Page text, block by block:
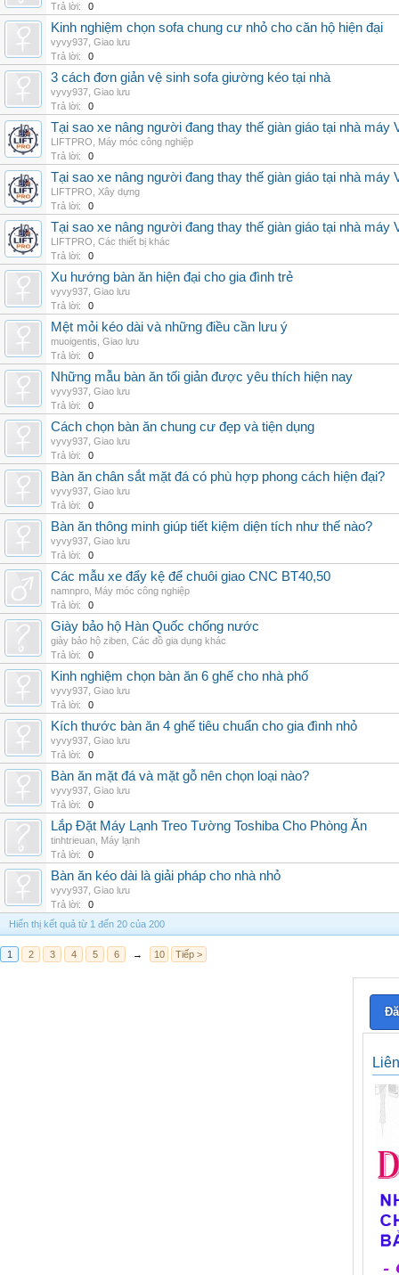
Trả lời:
0
Kinh nghiệm chọn sofa chung cư nhỏ cho căn hộ hiện đại
vyvy937 Giao lưu
Trả lời:
0
3 cách đơn giản vệ sinh sofa giường kéo tại nhà
vyvy937 Giao lưu
Trả lời:
0
Tại sao xe nâng người đang thay thế giàn giáo tại nhà máy
LIFTPRO
Máy móc công nghiệp
Trả lời:
0
Tại sao xe nâng người đang thay thế giàn giáo tại nhà máy
LIFTPRO
Xây dựng
Trả lời:
0
Tại sao xe nâng người đang thay thế giàn giáo tại nhà máy
LIFTPRO Các thiết bị khác
Trả lời:
0
Xu hướng bàn ăn hiện đại cho gia đình trẻ
vyvy937 Giao lưu
Trả lời:
0
Mệt mỏi kéo dài và những điều cần lưu ý
muoigentis Giao lưu
Trả lời:
0
Những mẫu bàn ăn tối giản được yêu thích hiện nay
vyvy937 Giao lưu
Trả lời:
0
Cách chọn bàn ăn chung cư đẹp và tiện dụng
vyvy937 Giao lưu
Trả lời:
0
Bàn ăn chân sắt mặt đá có phù hợp phong cách hiện đại?
vyvy937 Giao lưu
Trả lời:
0
Bàn ăn thông minh giúp tiết kiệm diện tích như thế nào?
vyvy937 Giao lưu
Trả lời:
0
Các mẫu xe đẩy kệ để chuôi giao CNC BT40,50
namnpro Máy móc công nghiệp
Trả lời:
0
Giày bảo hộ Hàn Quốc chống nước
giày bảo hộ ziben Các đồ gia dụng khác
Trả lời:
0
Kinh nghiệm chọn bàn ăn 6 ghế cho nhà phố
vyvy937 Giao lưu
Trả lời:
0
Kích thước bàn ăn 4 ghế tiêu chuẩn cho gia đình nhỏ
vyvy937 Giao lưu
Trả lời:
0
Bàn ăn mặt đá và mặt gỗ nên chọn loại nào?
vyvy937 Giao lưu
Trả lời:
0
Lắp Đặt Máy Lạnh Treo Tường Toshiba Cho Phòng Ăn
tinhtrieuan Máy lạnh
Trả lời:
0
Bàn ăn kéo dài là giải pháp cho nhà nhỏ
vyvy937 Giao lưu
Trả lời:
0
Hiển thị kết quả từ 1 đến 20 của 200
1 2 3 4 5 6 → 10 Tiếp >